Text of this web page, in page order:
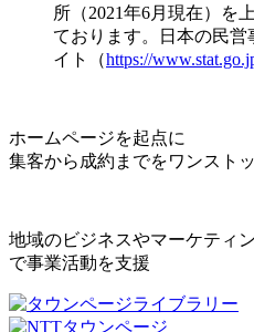
所（2021年6月現在）を
ております。日本の民
イト（https://
ホームページを起点に
集客から成約までをワンスト
地域のビジネスやマーケティ
で事業活動を支援